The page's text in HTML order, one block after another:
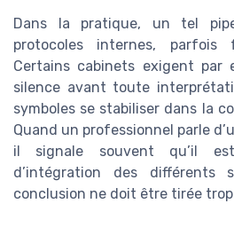
Dans la pratique, un tel
protocoles internes, parfois
Certains cabinets exigent par
silence avant toute
symboles se stabiliser dans la
Quand un professionnel parle
il signale souvent qu’il
d’intégration des différents
conclusion ne doit être tirée